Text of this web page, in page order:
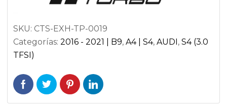
SKU: CTS-EXH-TP-0019
Categorías: 2016 - 2021 | B9, A4 | S4, AUDI , S4 (3.0
TFSI)